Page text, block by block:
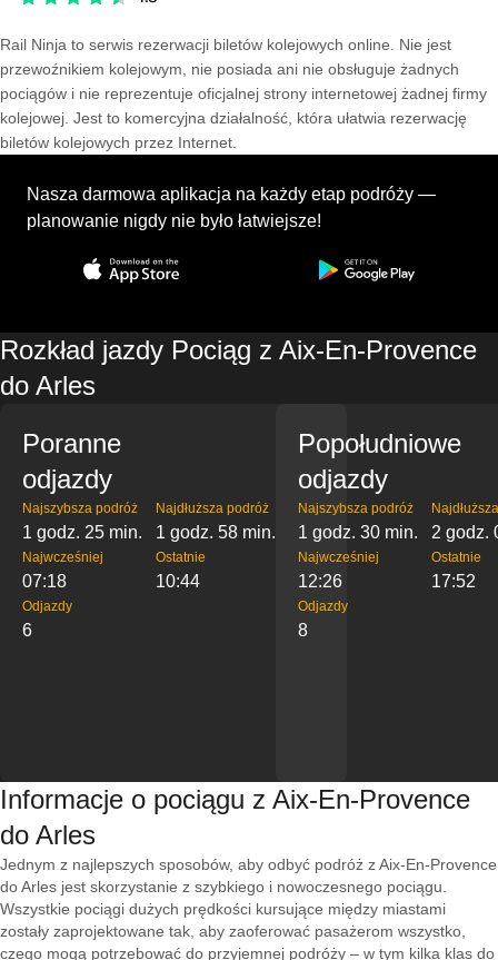
Rail Ninja to serwis rezerwacji biletów kolejowych online. Nie jest
przewoźnikiem kolejowym, nie posiada ani nie obsługuje żadnych
pociągów i nie reprezentuje oficjalnej strony internetowej żadnej firmy
kolejowej. Jest to komercyjna działalność, która ułatwia rezerwację
biletów kolejowych przez Internet.
Nasza darmowa aplikacja na każdy etap podróży —
planowanie nigdy nie było łatwiejsze!
Rozkład jazdy Pociąg z Aix-En-Provence
do Arles
Poranne
odjazdy
Najszybsza podróż
1 godz. 25 min.
Najdłuższa podróż
1 godz. 58 min.
Najwcześniej
07:18
Ostatnie
10:44
Odjazdy
6
Popołudniowe
odjazdy
Najszybsza podróż
1 godz. 30 min. 2 godz.
Najwcześniej
12:26
Ostatnie
17:52
Odjazdy
8
Informacje o pociągu z Aix-En-Provence
do Arles
Jednym z najlepszych sposobów, aby odbyć podróż z Aix-En-Provence
do Arles jest skorzystanie z szybkiego i nowoczesnego pociągu.
Wszystkie pociągi dużych prędkości kursujące między miastami
zostały zaprojektowane tak, aby zaoferować pasażerom wszystko,
czego mogą potrzebować do przyjemnej podróży – w tym kilka klas do